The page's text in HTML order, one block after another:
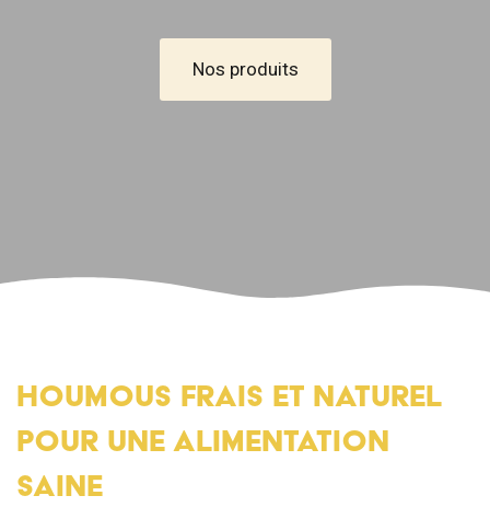
Nos produits
HOUMOUS FRAIS ET NATUREL
POUR UNE ALIMENTATION
SAINE